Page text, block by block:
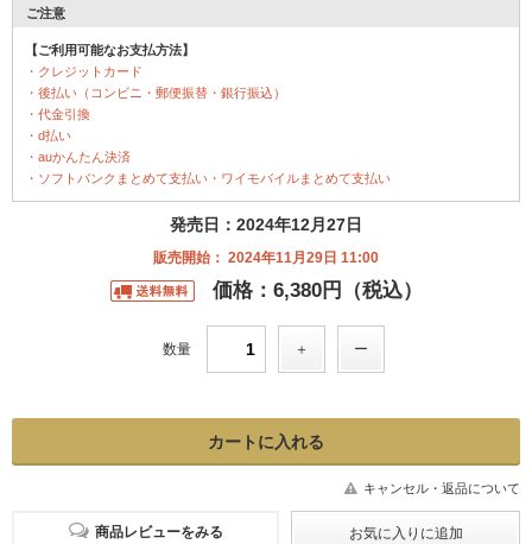
ご注意
【ご利用可能なお支払方法】
・クレジットカード
・後払い（コンビニ・郵便振替・銀行振込）
・代金引換
・d払い
・auかんたん決済
・ソフトバンクまとめて支払い・ワイモバイルまとめて支払い
発売日：2024年12月27日
販売開始： 2024年11月29日 11:00
価格：6,380円（税込）
数量
キャンセル・返品について
商品レビューをみる